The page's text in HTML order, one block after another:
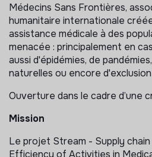
Médecins Sans Frontières,
humanitaire internationale
assistance médicale à des
menacée : principalement en
aussi d'épidémies, de
naturelles ou encore
Ouverture dans le cadre d’une
Mission
Le projet Stream - Supply
Efficiency of Activities in